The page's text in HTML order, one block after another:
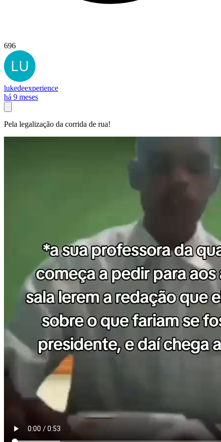
696
lukedeexperience
há 9 meses
Pela legalização da corrida de rua!